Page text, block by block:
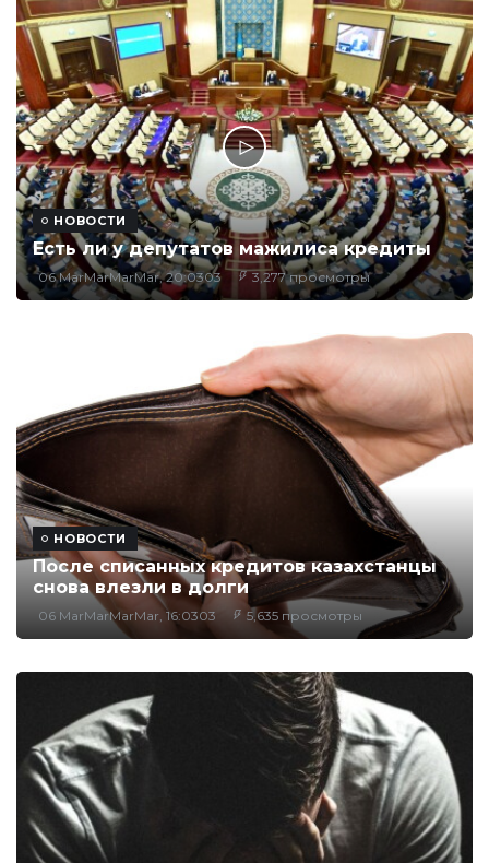
НОВОСТИ
Есть ли у депутатов мажилиса кредиты
06 MarMarMarMar, 20:0303 3,277 просмотры
НОВОСТИ
После списанных кредитов казахстанцы
снова влезли в долги
06 MarMarMarMar, 16:0303 5,635 просмотры